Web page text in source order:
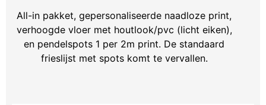
All-in pakket, gepersonaliseerde naadloze print,
verhoogde vloer met houtlook/pvc (licht eiken),
en pendelspots 1 per 2m print. De standaard
frieslijst met spots komt te vervallen.